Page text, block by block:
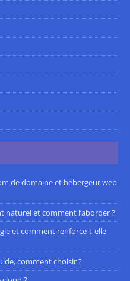
de domaine et hébergeur web
naturel et comment l’aborder ?
et comment renforce-t-elle
comment choisir ?